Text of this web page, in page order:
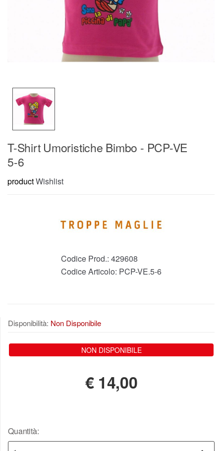
T-Shirt Umoristiche Bimbo - PCP-VE
5-6
productWishlist
Codice Prod.: 429608
Codice Articolo: PCP-VE.5-6
Disponibilità: Non Disponibile
NON DISPONIBILE
€ 14,00
Quantità: